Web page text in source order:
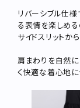
リバーシブル仕
る表情を楽しめる
サイドスリットか
肩まわりを自然に
く快適な着心地に